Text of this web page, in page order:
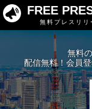
FREE
無料プレスリリ
無料
配信無料！会員